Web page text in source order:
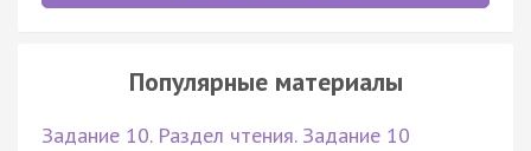
Популярные материалы
Задание 10. Раздел чтения. Задание 10